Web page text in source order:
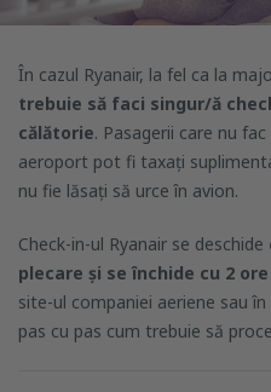
În cazul Ryanair, la fel ca la
trebuie să faci singur/ă
călătorie. Pasagerii care nu
aeroport pot fi taxați
nu fie lăsați să urce în avion.
Check-in-ul Ryanair se deschide
plecare și se închide cu 2
site-ul companiei aeriene sau
pas cu pas cum trebuie să